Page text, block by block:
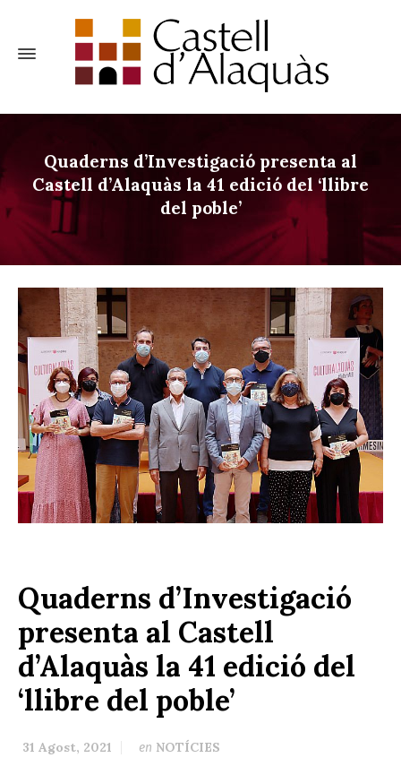
Quaderns d’Investigació presenta al
Castell d’Alaquàs la 41 edició del ‘llibre
del poble’
Quaderns d’Investigació
presenta al Castell
d’Alaquàs la 41 edició del
‘llibre del poble’
31 Agost, 2021 en NOTÍCIES